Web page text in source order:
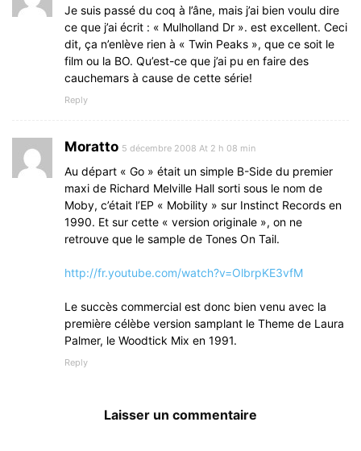
Je suis passé du coq à l’âne, mais j’ai bien voulu dire
ce que j’ai écrit : « Mulholland Dr ». est excellent. Ceci
dit, ça n’enlève rien à « Twin Peaks », que ce soit le
film ou la BO. Qu’est-ce que j’ai pu en faire des
cauchemars à cause de cette série!
Reply
Moratto 5 décembre 2008 At 2 h 08 min
Au départ « Go » était un simple B-Side du premier
maxi de Richard Melville Hall sorti sous le nom de
Moby, c’était l’EP « Mobility » sur Instinct Records en
1990. Et sur cette « version originale », on ne
retrouve que le sample de Tones On Tail.
http://fr.youtube.com/watch?v=OlbrpKE3vfM
Le succès commercial est donc bien venu avec la
première célèbe version samplant le Theme de Laura
Palmer, le Woodtick Mix en 1991.
Reply
Laisser un commentaire